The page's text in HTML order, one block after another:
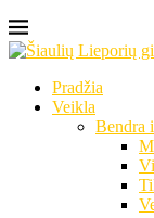
Pradžia
Veikla
Bendra